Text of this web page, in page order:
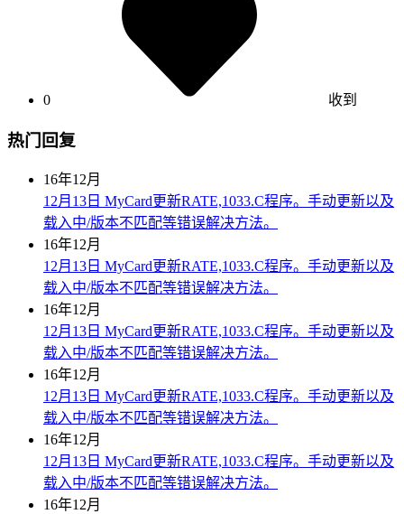
0 收到
热门回复
16年12月
12月13日 MyCard更新RATE,1033.C程序。手动更新以及
载入中/版本不匹配等错误解决方法。
16年12月
12月13日 MyCard更新RATE,1033.C程序。手动更新以及
载入中/版本不匹配等错误解决方法。
16年12月
12月13日 MyCard更新RATE,1033.C程序。手动更新以及
载入中/版本不匹配等错误解决方法。
16年12月
12月13日 MyCard更新RATE,1033.C程序。手动更新以及
载入中/版本不匹配等错误解决方法。
16年12月
12月13日 MyCard更新RATE,1033.C程序。手动更新以及
载入中/版本不匹配等错误解决方法。
16年12月